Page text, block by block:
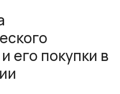
его покупки в